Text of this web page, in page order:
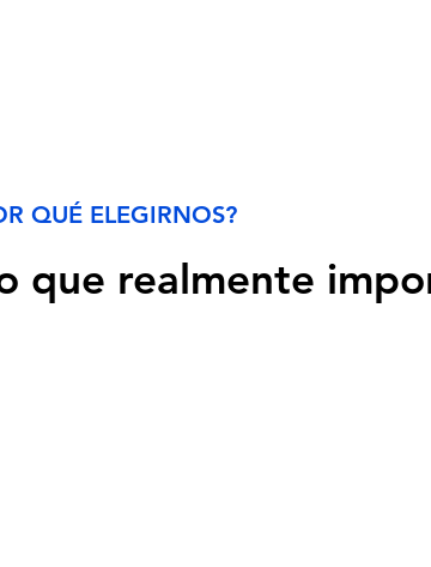
QUÉ ELEGIRNOS?
que realmente